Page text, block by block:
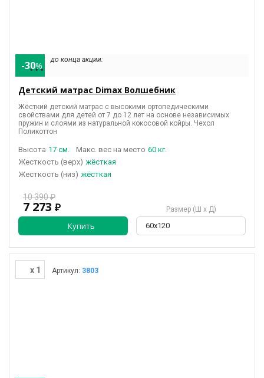
-30%
до конца акции:
Детский матрас Dimax Волшебник
10 390 ₽
7 273 ₽ Размер (Ш х Д)
Купить 60х120
Жёсткий детский матрас с высокими ортопедическими
свойствами для детей от 7 до 12 лет на основе независимых
пружин и слоями из натуральной кокосовой койры. Чехол
Поликоттон
Высота 17 см. Макс. вес на место 60 кг.
(верх) жёсткая
(низ) жёсткая
x 1 Артикул: 3803